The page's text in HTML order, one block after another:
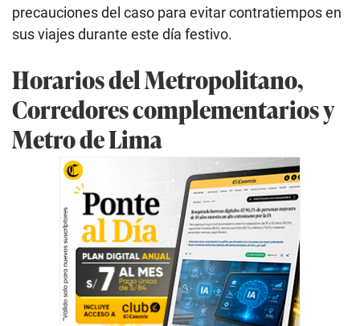
precauciones del caso para evitar contratiempos en
sus viajes durante este día festivo.
Horarios del Metropolitano,
Corredores complementarios y
Metro de Lima